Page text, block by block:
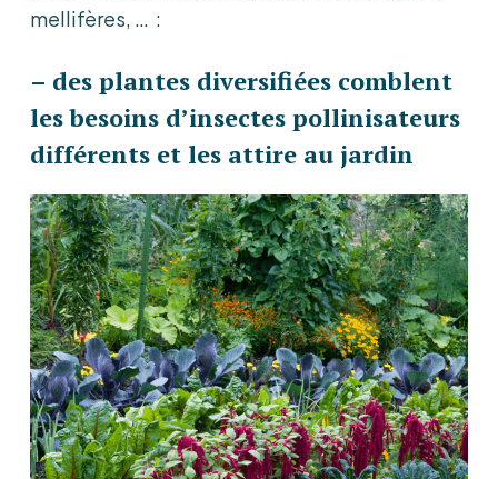
mellifères, … :
– des plantes diversifiées comblent
les besoins d’insectes pollinisateurs
différents et les attire au jardin